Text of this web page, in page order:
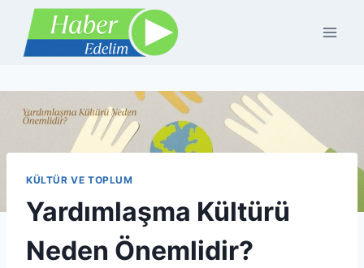
content
KÜLTÜR VE TOPLUM
Yardımlaşma Kültürü
Neden Önemlidir?